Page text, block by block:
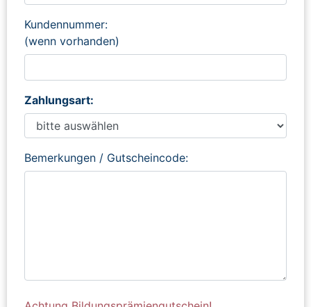
Kundennummer:
(wenn vorhanden)
Zahlungsart:
Bemerkungen / Gutscheincode: